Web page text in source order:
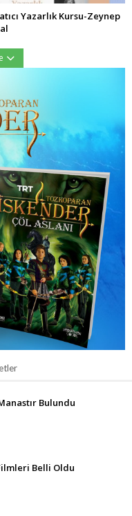
Yazarlık Kursu-Zeynep
Bulundu
Belli Oldu